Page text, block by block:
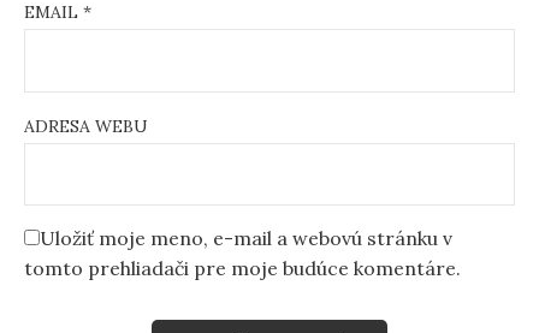
EMAIL *
ADRESA WEBU
Uložiť moje meno, e-mail a webovú stránku v
tomto prehliadači pre moje budúce komentáre.